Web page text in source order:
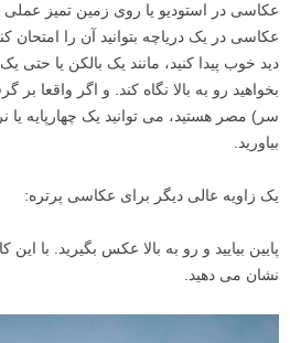
عکاسی در استودیو یا روی زمین تمیز
عکاسی در یک دریاچه بتوانید آن را امتحان
دید خوب پیدا کنید، مانند یک بالکن یا
بخواهید رو به بالا نگاه کند. و اگر واقعا
سر) مصر هستید، می توانید یک چهارپایه یا
بیاورید.
یک زاویه عالی دیگر برای عکاسی پرتره:
پایین بیایید و رو به بالا عکس بگیرید. با
نشان می دهید.